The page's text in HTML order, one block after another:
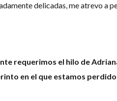
delicadas, me atrevo a
requerimos el hilo de
en el que estamos